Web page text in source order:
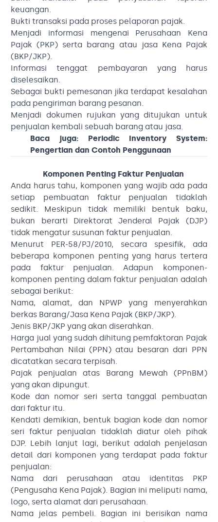
keuangan.
Bukti transaksi pada proses pelaporan pajak.
Menjadi informasi mengenai Perusahaan Kena
Pajak (PKP) serta barang atau jasa Kena Pajak
(BKP/JKP).
Informasi tenggat pembayaran yang harus
diselesaikan.
Sebagai bukti pemesanan jika terdapat kesalahan
pada pengiriman barang pesanan.
Menjadi dokumen rujukan yang ditujukan untuk
penjualan kembali sebuah barang atau jasa.
Baca juga: Periodic Inventory System:
Pengertian dan Contoh Penggunaan
Komponen Penting Faktur Penjualan
Anda harus tahu, komponen yang wajib ada pada
setiap pembuatan faktur penjualan tidaklah
sedikit. Meskipun tidak memiliki bentuk baku,
bukan berarti Direktorat Jenderal Pajak (DJP)
tidak mengatur susunan faktur penjualan.
Menurut PER-58/PJ/2010, secara spesifik, ada
beberapa komponen penting yang harus tertera
pada faktur penjualan. Adapun komponen-
komponen penting dalam faktur penjualan adalah
sebagai berikut:
Nama, alamat, dan NPWP yang menyerahkan
berkas Barang/Jasa Kena Pajak (BKP/JKP).
Jenis BKP/JKP yang akan diserahkan.
Harga jual yang sudah dihitung pemfaktoran Pajak
Pertambahan Nilai (PPN) atau besaran dari PPN
dicatatkan secara terpisah.
Pajak penjualan atas Barang Mewah (PPnBM)
yang akan dipungut.
Kode dan nomor seri serta tanggal pembuatan
dari faktur itu.
Kendati demikian, bentuk bagian kode dan nomor
seri faktur penjualan tidaklah diatur oleh pihak
DJP. Lebih lanjut lagi, berikut adalah penjelasan
detail dari komponen yang terdapat pada faktur
penjualan:
Nama dari perusahaan atau identitas PKP
(Pengusaha Kena Pajak). Bagian ini meliputi nama,
logo, serta alamat dari perusahaan.
Nama jelas pembeli. Bagian ini berisikan nama